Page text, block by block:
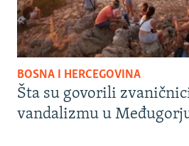
BOSNA I HERCEGOVINA
Šta su govorili
vandalizmu u